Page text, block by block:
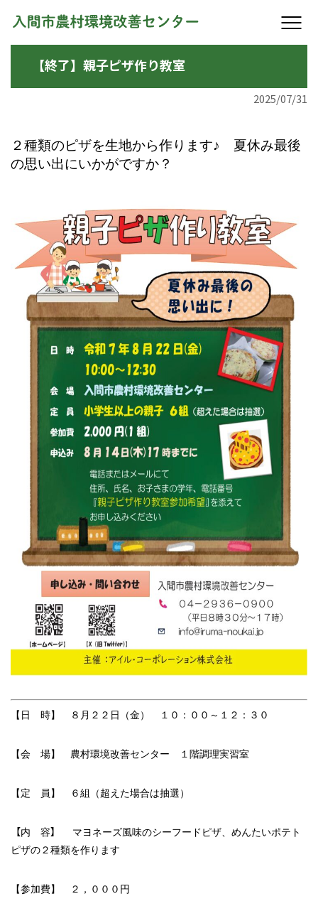
【終了】親子ピザ作り教室
2025/07/31
２種類のピザを生地から作ります♪ 夏休み最後
の思い出にいかがですか？
【日 時】 ８ 月２２日（金） １０：００～１２：３０
【会 場】 農村環境改善センター １階調理実習室
【定 員】 ６組（超えた場合は抽選）
【内 容】
マヨネーズ風味のシーフードピザ、めんたいポテト
ピザの２種類を作ります
【参加費】 ２，０００円